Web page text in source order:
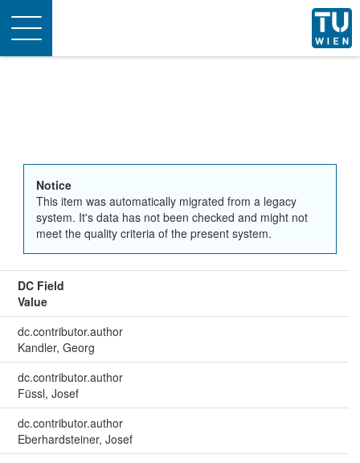
Toggle
navigation
Notice
This item was automatically migrated from a legacy
system. It's data has not been checked and might not
meet the quality criteria of the present system.
DC Field
Value
dc.contributor.author
Kandler, Georg
dc.contributor.author
Füssl, Josef
dc.contributor.author
Eberhardsteiner, Josef